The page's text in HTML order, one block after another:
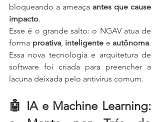
bloqueando a ameaça antes que cause
impacto.
Esse é o grande salto: o NGAV atua de
forma proativa, inteligente e autônoma
Essa nova tecnologia e arquitetura de
software foi criada para preencher a
lacuna deixada pelo antivírus comum.
🤖 IA e Machine Learning: